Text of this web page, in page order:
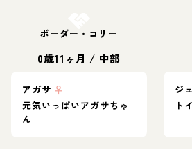
ボーダー・コリー
0歳11ヶ月 / 中部
アガサ ♀
元気いっぱいアガサちゃ
ん
ジ
ト